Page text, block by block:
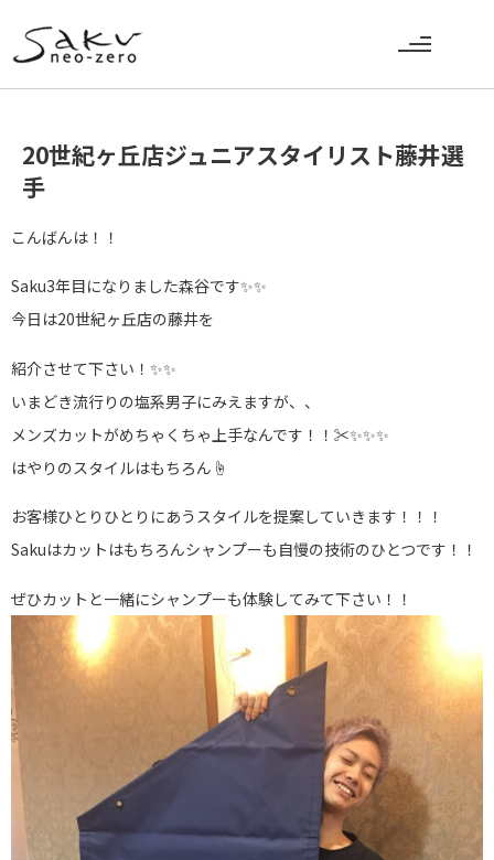
20世紀ヶ丘店ジュニアスタイリスト藤井選
手
こんばんは！！
Saku3年目になりました森谷です✨✨
今日は20世紀ヶ丘店の藤井を
紹介させて下さい！✨✨
いまどき流行りの塩系男子にみえますが、、
メンズカットがめちゃくちゃ上手なんです！！✂✨✨✨
はやりのスタイルはもちろん☝
お客様ひとりひとりにあうスタイルを提案していきます！！！
Sakuはカットはもちろんシャンプーも自慢の技術のひとつです！！
ぜひカットと一緒にシャンプーも体験してみて下さい！！